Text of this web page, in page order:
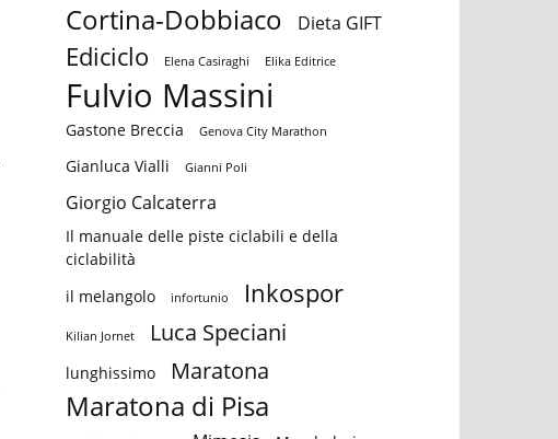
Cortina-Dobbiaco Dieta GIFT
Ediciclo Elena Casiraghi Elika Editrice
Fulvio Massini
Gastone Breccia Genova City Marathon
Gianluca Vialli Gianni Poli
Giorgio Calcaterra
Il manuale delle piste ciclabili e della
ciclabilità
il melangolo
infortunio Inkospor
Kilian Jornet Luca Speciani
lunghissimo Maratona
Maratona di Pisa